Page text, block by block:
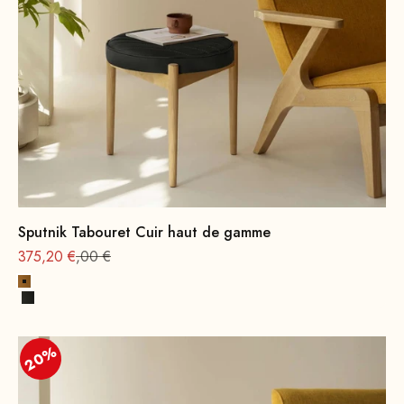
Sputnik Tabouret Cuir haut de gamme
Offre à partir de
375,20 €Prix normal : 469
,00 €
Cognac Premium
Noir
20%